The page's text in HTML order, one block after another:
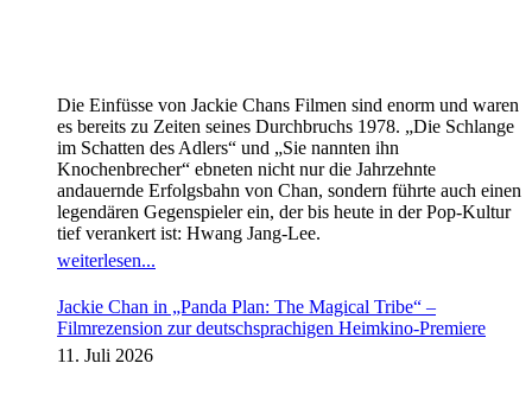
Die Einfüsse von Jackie Chans Filmen sind enorm und waren
es bereits zu Zeiten seines Durchbruchs 1978. „Die Schlange
im Schatten des Adlers“ und „Sie nannten ihn
Knochenbrecher“ ebneten nicht nur die Jahrzehnte
andauernde Erfolgsbahn von Chan, sondern führte auch einen
legendären Gegenspieler ein, der bis heute in der Pop-Kultur
tief verankert ist: Hwang Jang-Lee.
weiterlesen...
Jackie Chan in „Panda Plan: The Magical Tribe“ –
Filmrezension zur deutschsprachigen Heimkino-Premiere
11. Juli 2026